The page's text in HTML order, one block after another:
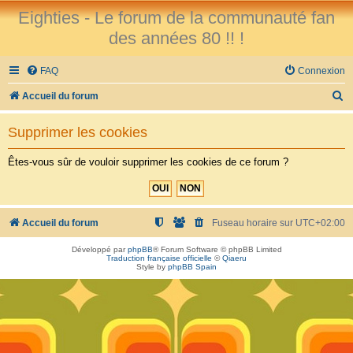
Eighties - Le forum de la communauté fan
des années 80 !! !
FAQ Connexion
Accueil du forum
e
h
r
Supprimer les cookies
Êtes-vous sûr de vouloir supprimer les cookies de ce forum ?
Accueil du forum Fuseau horaire sur UTC+02:00
Développé parphpBB® Forum Software © phpBB Limited
Traduction française officielle ©Qiaeru
Style by phpBB Spain